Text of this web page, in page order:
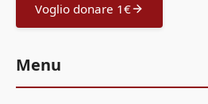
Voglio donare 1€
Menu